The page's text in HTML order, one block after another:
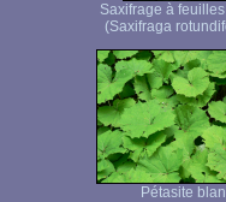
Saxifrage à
(Saxifraga
Pétasite